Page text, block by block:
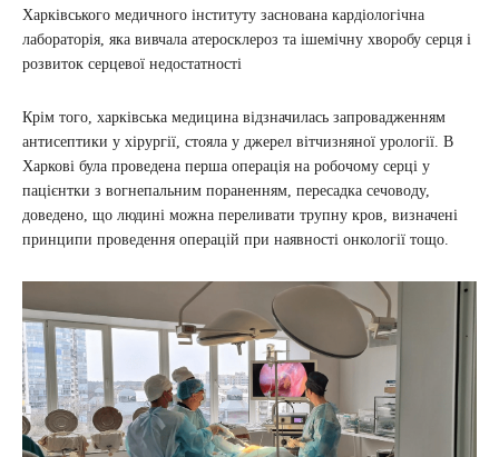
Харківського медичного інституту заснована кардіологічна
лабораторія, яка вивчала атеросклероз та ішемічну хворобу серця і
розвиток серцевої недостатності
Крім того, харківська медицина відзначилась запровадженням
антисептики у хірургії, стояла у джерел вітчизняної урології. В
Харкові була проведена перша операція на робочому серці у
пацієнтки з вогнепальним пораненням, пересадка сечоводу,
доведено, що людині можна переливати трупну кров, визначені
принципи проведення операцій при наявності онкології тощо.